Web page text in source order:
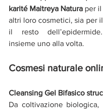
karité Maitreya Natura per
altri loro cosmetici, sia per
il resto
insieme uno alla volta.
Cosmesi naturale
Cleansing Gel Bifasico
Da coltivazione biologica,